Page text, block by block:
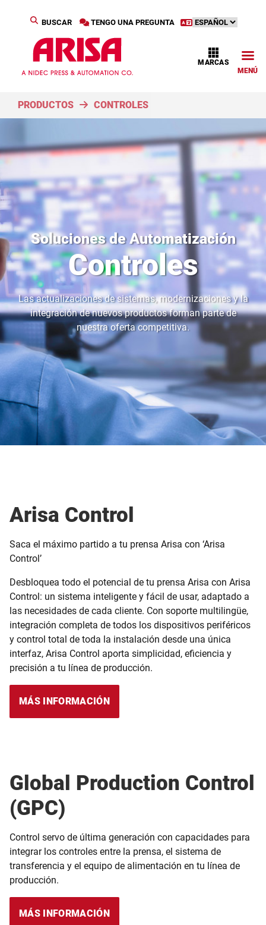
TENGO UNA PREGUNTA
BUSCAR
MENÚ
MARCAS
PRODUCTOS CONTROLES
Soluciones de Automatización
Controles
Las actualizaciones de sistemas, modernizaciones y la
integración de nuevos productos forman parte de
nuestra oferta competitiva.
Arisa Control
Saca el máximo partido a tu prensa Arisa con ‘Arisa
Control’
Desbloquea todo el potencial de tu prensa Arisa con Arisa
Control: un sistema inteligente y fácil de usar, adaptado a
las necesidades de cada cliente. Con soporte multilingüe,
integración completa de todos los dispositivos periféricos
y control total de toda la instalación desde una única
interfaz, Arisa Control aporta simplicidad, eficiencia y
precisión a tu línea de producción.
MÁS INFORMACIÓN
Global Production Control
(GPC)
Control servo de última generación con capacidades para
integrar los controles entre la prensa, el sistema de
transferencia y el equipo de alimentación en tu línea de
producción.
MÁS INFORMACIÓN